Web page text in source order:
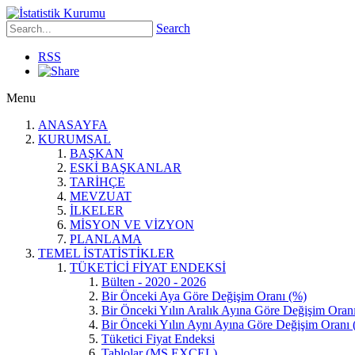
Search
RSS
Menu
ANASAYFA
KURUMSAL
BAŞKAN
ESKİ BAŞKANLAR
TARİHÇE
MEVZUAT
İLKELER
MİSYON VE VİZYON
PLANLAMA
TEMEL İSTATİSTİKLER
TÜKETİCİ FİYAT ENDEKSİ
Bülten - 2020 - 2026
Bir Önceki Aya Göre Değişim Oranı (%)
Bir Önceki Yılın Aralık Ayına Göre Değişim
Bir Önceki Yılın Aynı Ayına Göre Değişim Oranı
Tüketici Fiyat Endeksi